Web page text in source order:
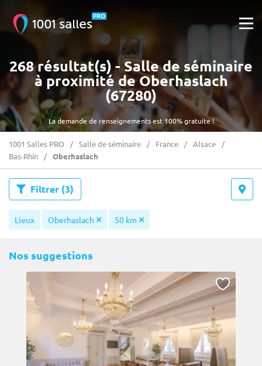
La demande de renseignements est 100% gratuite !
268 résultat(s) - Salle de séminaire
à proximité de Oberhaslach
(67280)
1001 Salles PRO Salle de séminaire France
Alsace
Bas-Rhin
Oberhaslach
Filtrer (3)
Lieux Oberhaslach 50 km
Nos suggestions